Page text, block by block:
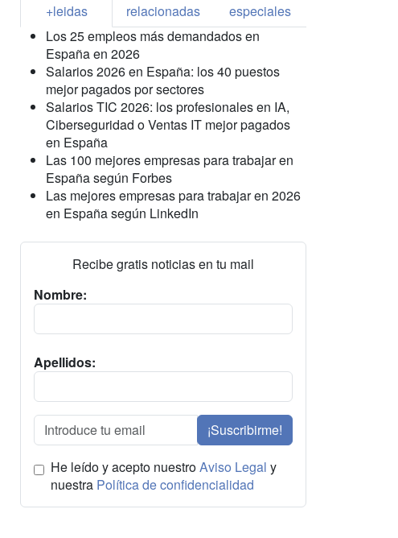
+leidas relacionadas
especiales
Los 25 empleos más demandados en
España en 2026
Salarios 2026 en España: los 40 puestos
mejor pagados por sectores
Salarios TIC 2026: los profesionales en IA,
Ciberseguridad o Ventas IT mejor pagados
en España
Las 100 mejores empresas para trabajar en
España según Forbes
Las mejores empresas para trabajar en 2026
en España según LinkedIn
Recibe gratis noticias en tu mail
Nombre:
Apellidos:
¡Suscribirme!
He leído y acepto nuestroAviso Legal y
nuestra Política de confidencialidad